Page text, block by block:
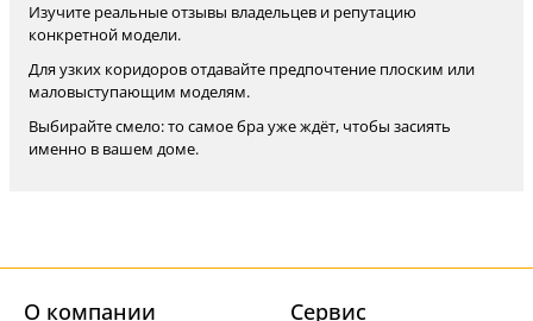
Изучите реальные отзывы владельцев и репутацию
конкретной модели.
Для узких коридоров отдавайте предпочтение плоским или
маловыступающим моделям.
Выбирайте смело: то самое бра уже ждёт, чтобы засиять
именно в вашем доме.
О компании Cервис